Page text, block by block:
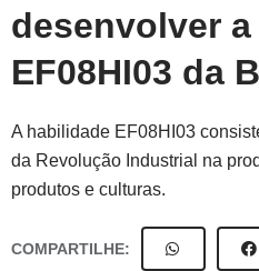
desenvolver
EF08HI03 da
A habilidade EF08HI03
da Revolução Industrial na
produtos e culturas.
COMPARTILHE: